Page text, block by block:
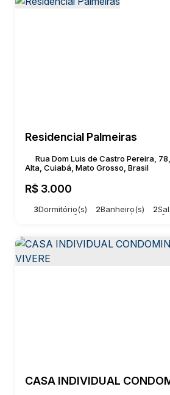
Residencial Palmeiras
R$ 3.000
Rua Dom Luis de Castro Pereira,
Alta, Cuiabá, Mato Grosso, Brasil
3Dormitório(s) 2Banheiro(s) 2
130m² Útil: 130m²